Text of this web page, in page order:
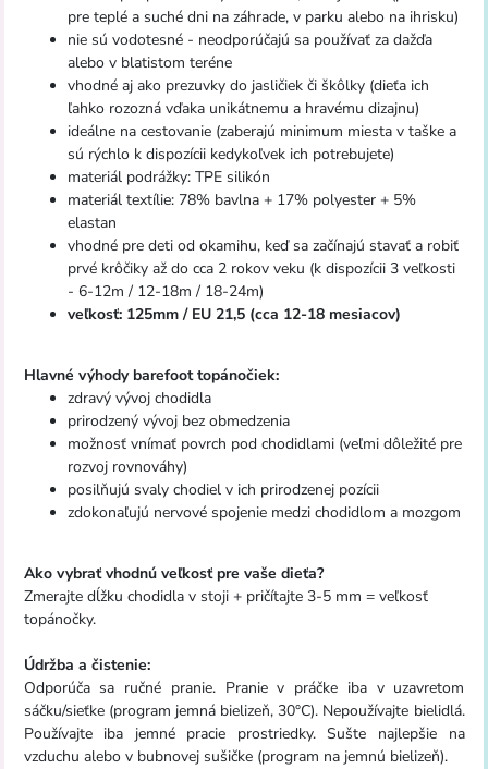
pre teplé a suché dni na záhrade, v parku alebo na ihrisku)
nie sú vodotesné - neodporúčajú sa používať za dažďa
alebo v blatistom teréne
vhodné aj ako prezuvky do jasličiek či škôlky (dieťa ich
ľahko rozozná vďaka unikátnemu a hravému dizajnu)
ideálne na cestovanie (zaberajú minimum miesta v taške a
sú rýchlo k dispozícii kedykoľvek ich potrebujete)
materiál podrážky: TPE silikón
materiál textílie: 78% bavlna + 17% polyester + 5%
elastan
vhodné pre deti od okamihu, keď sa začínajú stavať a robiť
prvé krôčiky až do cca 2 rokov veku (k dispozícii 3 veľkosti
- 6-12m / 12-18m / 18-24m)
veľkosť: 125mm / EU 21,5 (cca 12-18 mesiacov)
Hlavné výhody barefoot topánočiek:
zdravý vývoj chodidla
prirodzený vývoj bez obmedzenia
možnosť vnímať povrch pod chodidlami (veľmi dôležité pre
rozvoj rovnováhy)
posilňujú svaly chodiel v ich prirodzenej pozícii
zdokonaľujú nervové spojenie medzi chodidlom a mozgom
Ako vybrať vhodnú veľkosť pre vaše dieťa?
Zmerajte dĺžku chodidla v stoji + pričítajte 3-5 mm = veľkosť
topánočky.
Údržba a čistenie:
Odporúča sa ručné pranie. Pranie v práčke iba v uzavretom
sáčku/sieťke (program jemná bielizeň, 30°C). Nepoužívajte bielidlá.
Používajte iba jemné pracie prostriedky. Sušte najlepšie na
vzduchu alebo v bubnovej sušičke (program na jemnú bielizeň).